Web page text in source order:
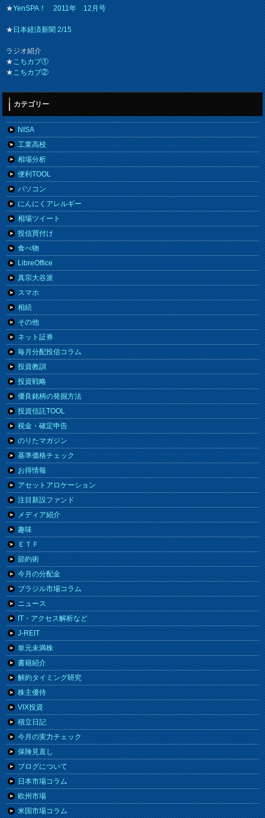
★YenSPA！ 2011年 12月号
★日本経済新聞 2/15
ラジオ紹介
★こちカブ①
★こちカブ②
カテゴリー
NISA
工業高校
相場分析
便利TOOL
パソコン
にんにくアレルギー
相場ツイート
投信買付け
食べ物
LibreOffice
真宗大谷派
スマホ
相続
その他
ネット証券
毎月分配投信コラム
投資教訓
投資戦略
優良銘柄の発掘方法
投資信託TOOL
税金・確定申告
のりたマガジン
基準価格チェック
お得情報
アセットアロケーション
注目新設ファンド
メディア紹介
趣味
ＥＴＦ
節約術
今月の分配金
ブラジル市場コラム
ニュース
IT・アクセス解析など
J-REIT
単元未満株
書籍紹介
解約タイミング研究
株主優待
VIX投資
積立日記
今月の実力チェック
保険見直し
ブログについて
日本市場コラム
欧州市場
米国市場コラム